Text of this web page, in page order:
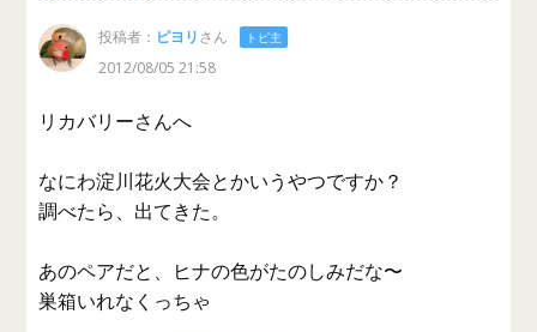
投稿者： ピヨリさん トピ主
2012/08/05 21:58
リカバリーさんへ
なにわ淀川花火大会とかいうやつですか？
調べたら、出てきた。
あのペアだと、ヒナの色がたのしみだな〜
巣箱いれなくっちゃ